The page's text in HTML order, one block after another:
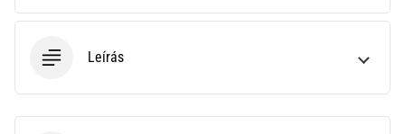
Leírás